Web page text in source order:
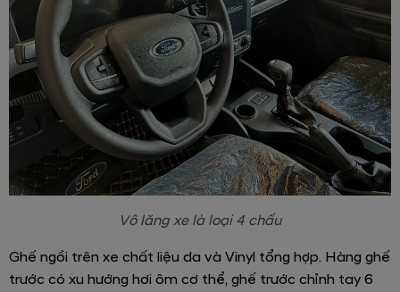
Vô lăng xe là loại 4 chấu
Ghế ngồi trên xe chất liệu da và Vinyl tổng hợp. Hàng ghế
trước có xu hướng hơi ôm cơ thể, ghế trước chỉnh tay 6